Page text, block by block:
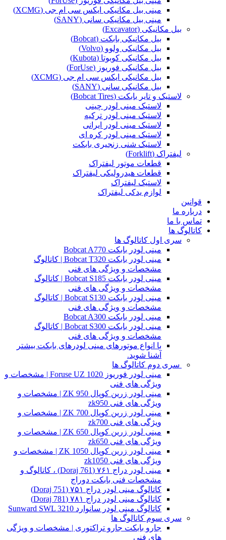
مینی بیل مکانیکی ایکس سی ام جی (XCMG)
مینی بیل مکانیکی سانی (SANY)
بیل مکانیکی (Excavator)
بیل مکانیکی بابکت (Bobcat)
بیل مکانیکی ولوو (Volvo)
بیل مکانیکی کوبوتا (Kubota)
بیل مکانیکی فوریوز (ForUse)
بیل مکانیکی ایکس سی ام جی (XCMG)
بیل مکانیکی سانی (SANY)
لاستیک و تایر بابکت (Bobcat Tires)
لاستیک مینی لودر چینی
لاستیک مینی لودر ترکیه
لاستیک مینی لودر ایرانی
لاستیک مینی لودر کره ای
لاستیک شنی زنجیری بابکت
لیفتراک (Forklift)
قطعات موتور لیفتراک
قطعات هیدرولیکی لیفتراک
لاستیک لیفتراک
لوازم یدکی لیفتراک
قوانین
درباره ما
تماس با ما
کاتالوگ ها
سری اول کاتالوگ ها
مینی لودر بابکت Bobcat A770
مینی لودر بابکت Bobcat T320 | کاتالوگ
مشخصات و ویژگی های فنی
مینی لودر بابکت Bobcat S185 | کاتالوگ
مشخصات و ویژگی های فنی
مینی لودر بابکت Bobcat S130 | کاتالوگ
مشخصات و ویژگی های فنی
مینی لودر بابکت Bobcat A300
مینی لودر بابکت Bobcat S300 | کاتالوگ
مشخصات و ویژگی های فنی
با انواع موتورهای مینی لودرهای بابکت بیشتر
آشنا شوید.
سری دوم کاتالوگ ها
مینی لودر فوریوز Foruse UZ 1020 | مشخصات و
ویژگی های فنی
مینی لودر زرین کوپال ZK 950 | مشخصات و
ویژگی های فنی zk950
مینی لودر زرین کوپال ZK 700 | مشخصات و
ویژگی های فنی zk700
مینی لودر زرین کوپال ZK 650 | مشخصات و
ویژگی های فنی zk650
مینی لودر زرین کوپال ZK 1050 | مشخصات و
ویژگی های فنی zk1050
مینی لودر دراج ۷۶۱ (Doraj 761) ، کاتالوگ و
مشخصات فنی بابکت دوراج
کاتالوگ مینی لودر دراج ۷۵۱ (Doraj 751)
کاتالوگ مینی لودر دراج ۷۸۱ (Doraj 781)
کاتالوگ مینی لودر سانوارد Sunward SWL 3210
سری سوم کاتالوگ ها
جارو بابکت جارو تراکتوری | مشخصات و ویژگی
های فنی